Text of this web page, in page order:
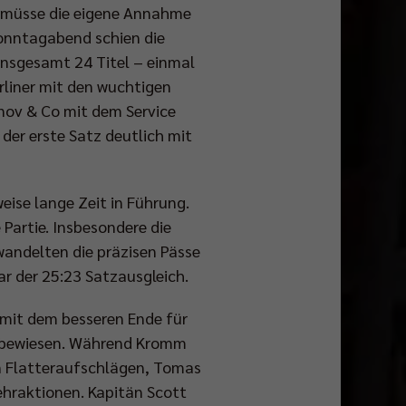
die eigene Annahme
schien die
24 Titel – einmal
mit den wuchtigen
& Co mit dem Service
erste Satz deutlich mit
lange Zeit in Führung.
Insbesondere die
die präzisen Pässe
der 25:23 Satzausgleich.
dem besseren Ende für
Während Kromm
Flatteraufschlägen, Tomas
Kapitän Scott